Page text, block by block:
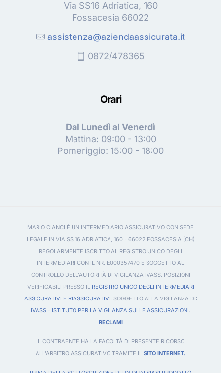
Via SS16 Adriatica, 160
Fossacesia 66022
assistenza@aziendaassicurata.it
0872/478365
Orari
Dal Lunedì al Venerdì
Mattina: 09:00 - 13:00
Pomeriggio: 15:00 - 18:00
MARIO CIANCI È UN INTERMEDIARIO ASSICURATIVO CON SEDE
LEGALE IN VIA SS 16 ADRIATICA, 160 - 66022 FOSSACESIA (CH)
REGOLARMENTE ISCRITTO AL REGISTRO UNICO DEGLI
INTERMEDIARI CON IL NR. E000357470 E SOGGETTO AL
CONTROLLO DELL'AUTORITÀ DI VIGILANZA IVASS. POSIZIONI
VERIFICABILI PRESSO IL REGISTRO UNICO DEGLI INTERMEDIARI
ASSICURATIVI E RIASSICURATIVI. SOGGETTO ALLA VIGILANZA DI:
IVASS - ISTITUTO PER LA VIGILANZA SULLE ASSICURAZIONI.
RECLAMI
IL CONTRAENTE HA LA FACOLTÀ DI PRESENTE RICORSO
ALL'ARBITRO ASSICURATIVO TRAMITE IL SITO INTERNET.